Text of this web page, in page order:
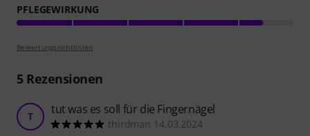
PFLEGEWIRKUNG
Bewertungsrichtlinien
5Rezensionen
T tut was es soll für die Fingernägel
thirdman 14.03.2024